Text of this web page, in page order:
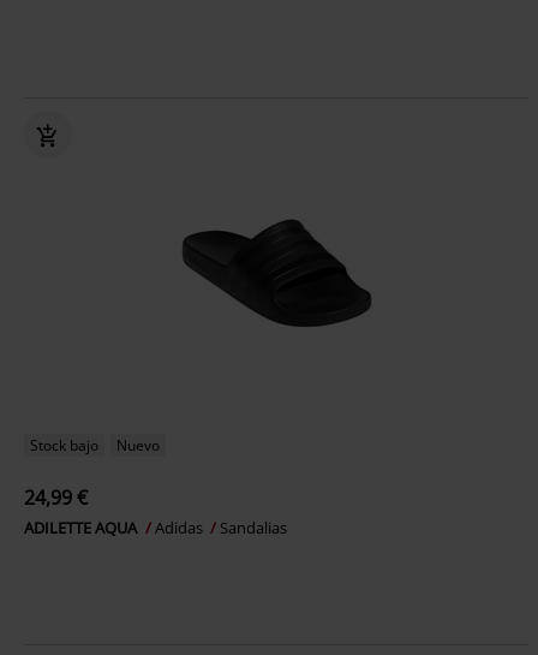
Stock bajo Nuevo
24,99 €
ADILETTE AQUA Adidas Sandalias